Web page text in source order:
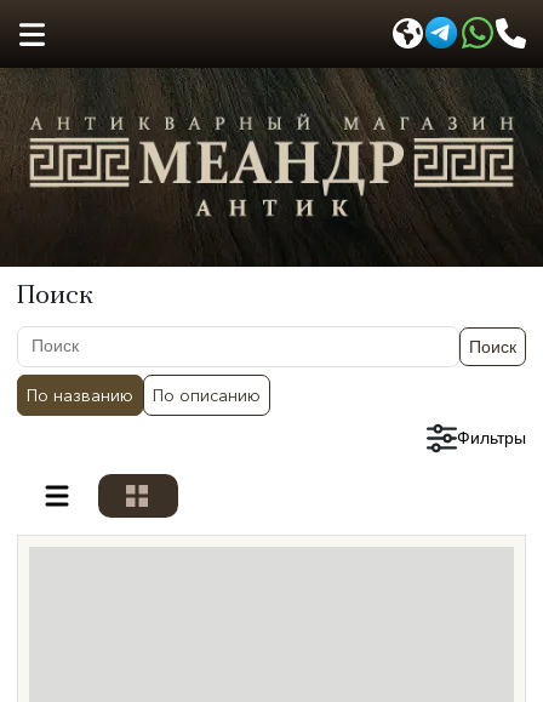
Поиск
Поиск
По названию По описанию
Фильтры
Разделы
Направление